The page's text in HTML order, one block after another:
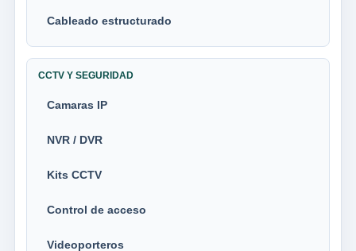
Cableado estructurado
CCTV Y SEGURIDAD
Camaras IP
NVR / DVR
Kits CCTV
Control de acceso
Videoporteros